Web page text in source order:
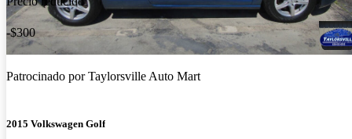
-$300
Patrocinado porTaylorsville Auto Mart
2015 Volkswagen Golf